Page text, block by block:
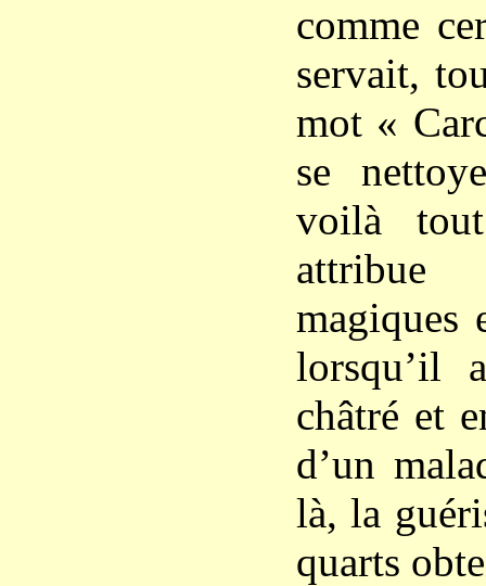
comme
servait,
mot «
se
voilà
magiques
lorsqu’il
châtré et
d’un
là, la
quarts